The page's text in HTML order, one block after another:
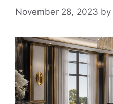
November 28, 2023 by